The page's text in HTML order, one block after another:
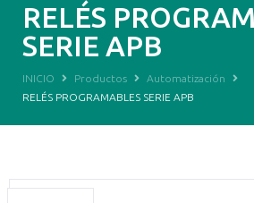
RELÉS
SERIE APB
INICIO Productos
Automatización
RELÉS PROGRAMABLES SERIE APB